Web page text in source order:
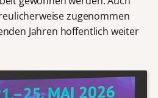
zugenommen
Jahren hoffentlich weiter